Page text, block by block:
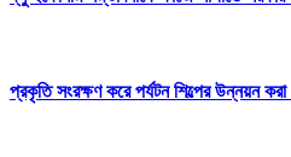
প্রকৃতি সংরক্ষণ করে পর্যটন শিল্পের উন্নয়ন করা